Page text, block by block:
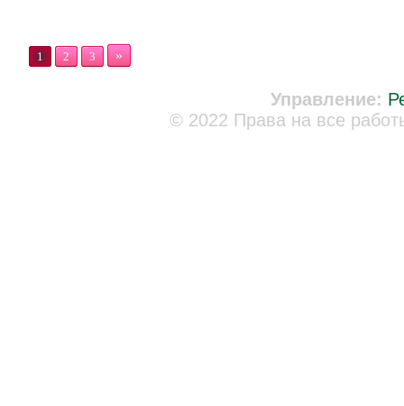
1 2 3 »
Управление:
© 2022 Права на все